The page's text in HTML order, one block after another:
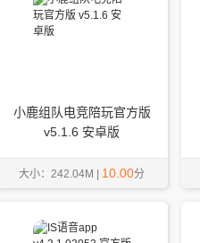
小鹿组队电竞陪玩官方版
v5.1.6 安卓版
大小：242.04M | 10.00分